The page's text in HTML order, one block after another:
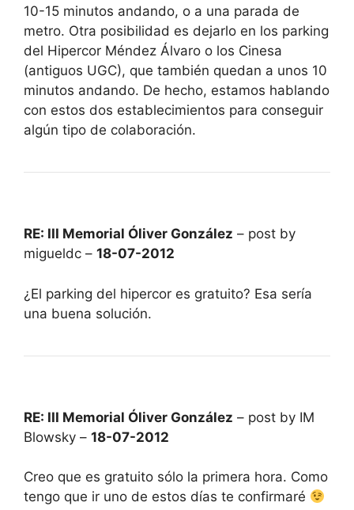
10-15 minutos andando, o a una parada de
metro. Otra posibilidad es dejarlo en los parking
del Hipercor Méndez Álvaro o los Cinesa
(antiguos UGC), que también quedan a unos 10
minutos andando. De hecho, estamos hablando
con estos dos establecimientos para conseguir
algún tipo de colaboración.
RE: III Memorial Óliver González – post by
migueldc – 18-07-2012
¿El parking del hipercor es gratuito? Esa sería
una buena solución.
RE: III Memorial Óliver González – post by IM
Blowsky – 18-07-2012
Creo que es gratuito sólo la primera hora. Como
tengo que ir uno de estos días te confirmaré